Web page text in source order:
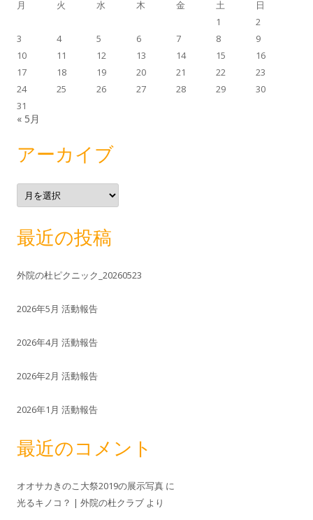
ョ
ン
月
火 水 木 金 土
日
1
2
3
4 5 6 7 8
9
10
11 12 13 14 15
16
17
18 19 20 21 22
23
24
25 26 27 28 29
30
31
« 5月
アーカイブ
ア
ー
カ
ブ
最近の投稿
外院の杜ピクニック_20260523
2026年5月 活動報告
2026年4月 活動報告
2026年2月 活動報告
2026年1月 活動報告
最近のコメント
オオサカきのこ大祭2019の展示写真 に
光るキノコ？ | 外院の杜クラブ より